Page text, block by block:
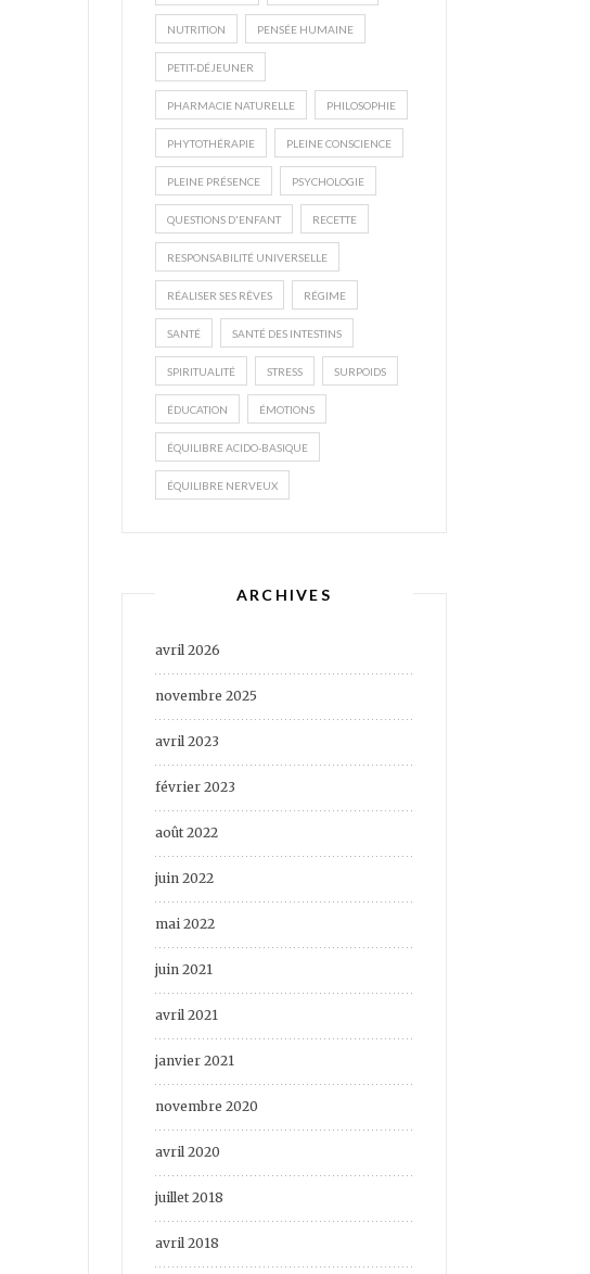
NUTRITION PENSÉE HUMAINE
PETIT-DÉJEUNER
PHARMACIE NATURELLE PHILOSOPHIE
PHYTOTHÉRAPIE PLEINE CONSCIENCE
PLEINE PRÉSENCE PSYCHOLOGIE
QUESTIONS D'ENFANT RECETTE
RESPONSABILITÉ UNIVERSELLE
RÉALISER SES RÊVES RÉGIME
SANTÉ SANTÉ DES INTESTINS
SPIRITUALITÉ STRESS SURPOIDS
ÉDUCATION ÉMOTIONS
ÉQUILIBRE ACIDO-BASIQUE
ÉQUILIBRE NERVEUX
ARCHIVES
avril 2026
novembre 2025
avril 2023
février 2023
août 2022
juin 2022
mai 2022
juin 2021
avril 2021
janvier 2021
novembre 2020
avril 2020
juillet 2018
avril 2018